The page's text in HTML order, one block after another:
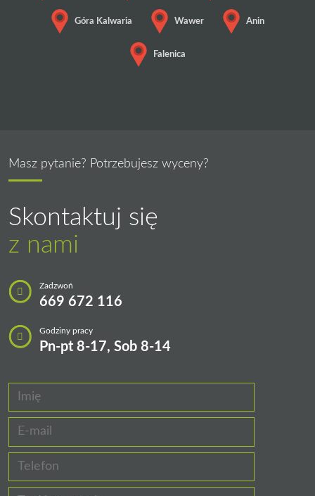
Góra Kalwaria Wawer Anin
Falenica
Masz pytanie? Potrzebujesz wyceny?
Skontaktuj się
z nami
Zadzwoń
669 672 116
Godziny pracy
Pn-pt 8-17, Sob 8-14